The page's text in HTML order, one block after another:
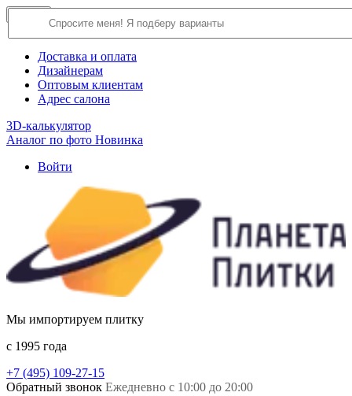
О компании
Доставка и оплата
Дизайнерам
Оптовым клиентам
Адрес салона
3D-калькулятор
Аналог по фото Новинка
Войти
Мы импортируем плитку
c 1995 года
+7 (495) 109-27-15
Обратный звонок Ежедневно с 10:00 до 20:00